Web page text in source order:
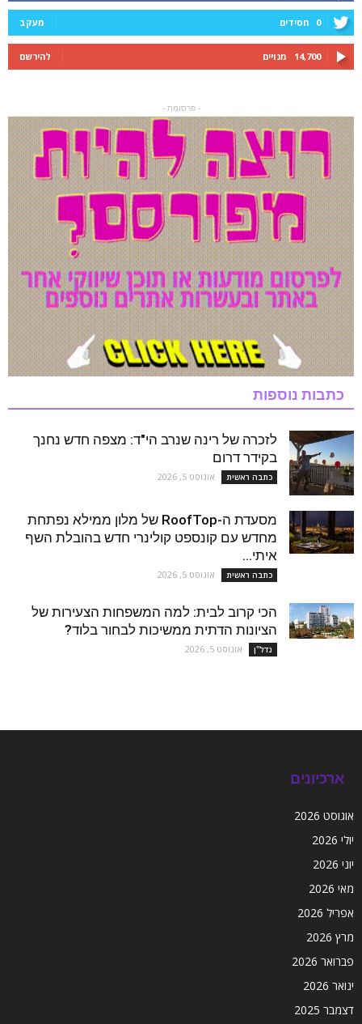
0 חסידים מעקב
14,700 מנויים להירשם
- פרסומת -
כתבות נוספות
לזכרה של רינה שנרב הי"ד: מצפה חדש נחנך
בקידר דרום
כתבה ראשית אוגוסט 5, 2026
מסעדת ה-RoofTop של מלון ממילא נפתחת
מחדש עם קונספט קולינרי חדש בהובלת השף
איתי...
כתבה ראשית אוגוסט 5, 2026
הכי קרוב לבית: למה המשפחות הצעירות של
הציונות הדתית ממשיכות לבחור בלוד?
נדל''ן אוגוסט 5, 2026
ארכיונים
אוגוסט 2026
יולי 2026
יוני 2026
מאי 2026
אפריל 2026
מרץ 2026
פברואר 2026
ינואר 2026
דצמבר 2025